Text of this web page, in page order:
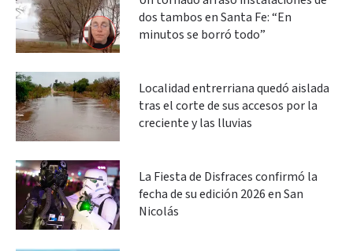
dos tambos en Santa Fe: “En
minutos se borró todo”
Localidad entrerriana quedó aislada
tras el corte de sus accesos por la
creciente y las lluvias
La Fiesta de Disfraces confirmó la
fecha de su edición 2026 en San
Nicolás